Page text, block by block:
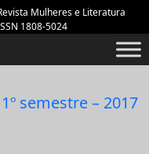
Mulheres e Literatura
1808-5024
semestre – 2017